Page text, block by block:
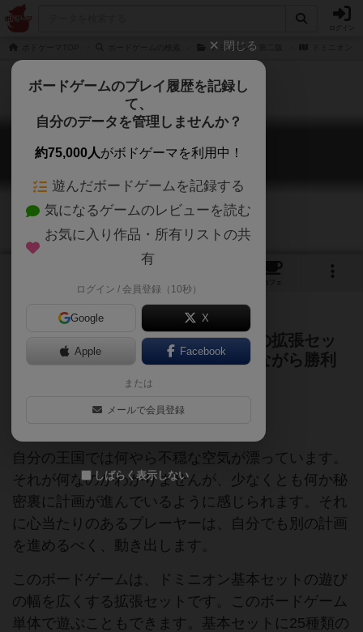
ドミニオン：第二版
ドミニオン：陰謀
Dominion: Intrigue
カフェ
成長型カードゲーム、ドミニオンの拡張セッ
ト第１弾！様々な陰謀を掻い潜りながら勝利
アラカルトカードゲーム賞
自分の王国では何やら不穏な空気が漂っています。
それが何なのかわかりませんが、少なくとも何か秘
密裏に計画が進んでいるように感じられます。それ
に心当たりのあるプレーヤーは、自分でも別の計画
を進めるべく、動き出します。
このボードゲームは、ドミニオン基本セットの遊び
の幅を広くする拡張セットです。このボードゲーム
単体で遊ぶこともできます。基本セットに25種類の
閉じる
ボードゲームのプレイ履歴を記録し
て、
自分のデータを管理しませんか？
約75,000人がボドゲーマを利用中！
遊んだボードゲームを記録する
気になるゲームのレビューを読む
お気に入り作品・所有リストの共
有
ログイン / 会員登録（10秒）
Google X
Apple Facebook
または
メールで会員登録
しばらく表示しない